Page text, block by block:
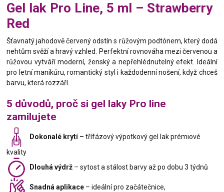
Gel lak Pro Line, 5 ml – Strawberry
Red
Šťavnatý jahodově červený odstín s růžovým podtónem, který dodá
nehtům svěží a hravý vzhled. Perfektní rovnováha mezi červenou a
růžovou vytváří moderní, ženský a nepřehlédnutelný efekt. Ideální
pro letní manikúru, romantický styl i každodenní nošení, když chceš
barvu, která rozzáří.
5 důvodů, proč si gel laky Pro line
zamilujete
Dokonalé krytí– třífázový výpotkový gel lak prémiové
kvality
Dlouhá výdrž – sytost a stálost barvy až po dobu 3 týdnů
Snadná aplikace – ideální pro začátečnice,